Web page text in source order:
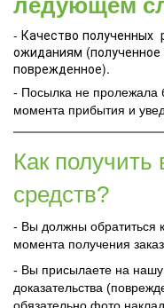
- Качество полученных
ожиданиям (полученное
поврежденное).
- Посылка не пролежала
момента прибытия и
Как
средств?
- Вы должны обратиться
момента получения
- Вы присылаете на
доказательства